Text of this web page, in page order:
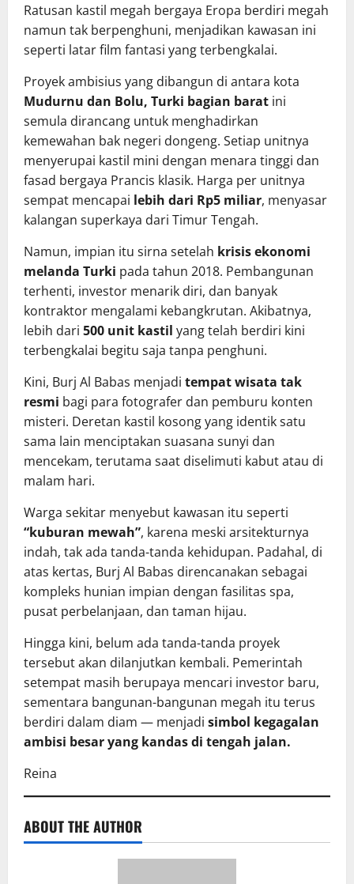
Ratusan kastil megah bergaya Eropa berdiri megah
namun tak berpenghuni, menjadikan kawasan ini
seperti latar film fantasi yang terbengkalai.
Proyek ambisius yang dibangun di antara kota
Mudurnu dan Bolu, Turki bagian barat ini
semula dirancang untuk menghadirkan
kemewahan bak negeri dongeng. Setiap unitnya
menyerupai kastil mini dengan menara tinggi dan
fasad bergaya Prancis klasik. Harga per unitnya
sempat mencapai lebih dari Rp5 miliar, menyasar
kalangan superkaya dari Timur Tengah.
Namun, impian itu sirna setelah krisis ekonomi
melanda Turki pada tahun 2018. Pembangunan
terhenti, investor menarik diri, dan banyak
kontraktor mengalami kebangkrutan. Akibatnya,
lebih dari 500 unit kastil yang telah berdiri kini
terbengkalai begitu saja tanpa penghuni.
Kini, Burj Al Babas menjadi tempat wisata tak
resmi bagi para fotografer dan pemburu konten
misteri. Deretan kastil kosong yang identik satu
sama lain menciptakan suasana sunyi dan
mencekam, terutama saat diselimuti kabut atau di
malam hari.
Warga sekitar menyebut kawasan itu seperti
“kuburan mewah”, karena meski arsitekturnya
indah, tak ada tanda-tanda kehidupan. Padahal, di
atas kertas, Burj Al Babas direncanakan sebagai
kompleks hunian impian dengan fasilitas spa,
pusat perbelanjaan, dan taman hijau.
Hingga kini, belum ada tanda-tanda proyek
tersebut akan dilanjutkan kembali. Pemerintah
setempat masih berupaya mencari investor baru,
sementara bangunan-bangunan megah itu terus
berdiri dalam diam — menjadi simbol kegagalan
ambisi besar yang kandas di tengah jalan.
Reina
ABOUT THE AUTHOR